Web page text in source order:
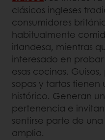
clásicos ingleses
consumidores
habitualmente
irlandesa, mientras
interesado en
esas cocinas.
sopas y tartas
histórico. Generan
pertenencia e
sentirse parte de
amplia.